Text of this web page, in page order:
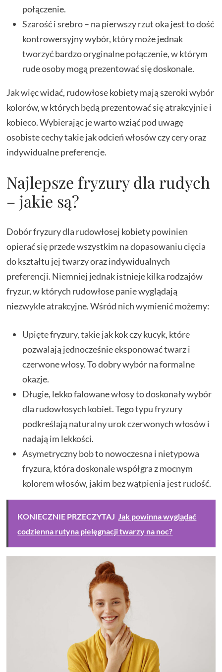
połączenie.
Szarość i srebro – na pierwszy rzut oka jest to dość
kontrowersyjny wybór, który może jednak
tworzyć bardzo oryginalne połączenie, w którym
rude osoby mogą prezentować się doskonale.
Jak więc widać, rudowłose kobiety mają szeroki wybór
kolorów, w których będą prezentować się atrakcyjnie i
kobieco. Wybierając je warto wziąć pod uwagę
osobiste cechy takie jak odcień włosów czy cery oraz
indywidualne preferencje.
Najlepsze fryzury dla rudych
– jakie są?
Dobór fryzury dla rudowłosej kobiety powinien
opierać się przede wszystkim na dopasowaniu cięcia
do kształtu jej twarzy oraz indywidualnych
preferencji. Niemniej jednak istnieje kilka rodzajów
fryzur, w których rudowłose panie wyglądają
niezwykle atrakcyjne. Wśród nich wymienić możemy:
Upięte fryzury, takie jak kok czy kucyk, które
pozwalają jednocześnie eksponować twarz i
czerwone włosy. To dobry wybór na formalne
okazje.
Długie, lekko falowane włosy to doskonały wybór
dla rudowłosych kobiet. Tego typu fryzury
podkreślają naturalny urok czerwonych włosów i
nadają im lekkości.
Asymetryczny bob to nowoczesna i nietypowa
fryzura, która doskonale współgra z mocnym
kolorem włosów, jakim bez wątpienia jest rudość.
KONIECZNIE PRZECZYTAJ Jak powinna wyglądać
codzienna rutyna pielęgnacji twarzy na noc?